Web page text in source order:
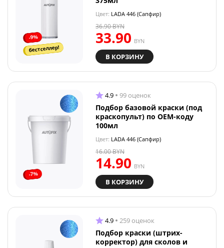
-9%
бестселлер!
Цвет: LADA 446 (Сапфир)
33.90 BYN
36.90BYN
В КОРЗИНУ
-7%
4.9 99 оценок
Подбор базовой краски (под
краскопульт) по OEM-коду
100мл
Цвет: LADA 446 (Сапфир)
14.90 BYN
16.00BYN
В КОРЗИНУ
4.9 259 оценок
Подбор краски (штрих-
корректор) для сколов и